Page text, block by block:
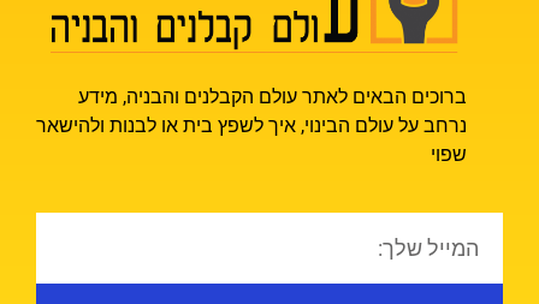
ברוכים הבאים לאתר עולם הקבלנים והבניה, מידע
נרחב על עולם הבינוי, איך לשפץ בית או לבנות ולהישאר
שפוי